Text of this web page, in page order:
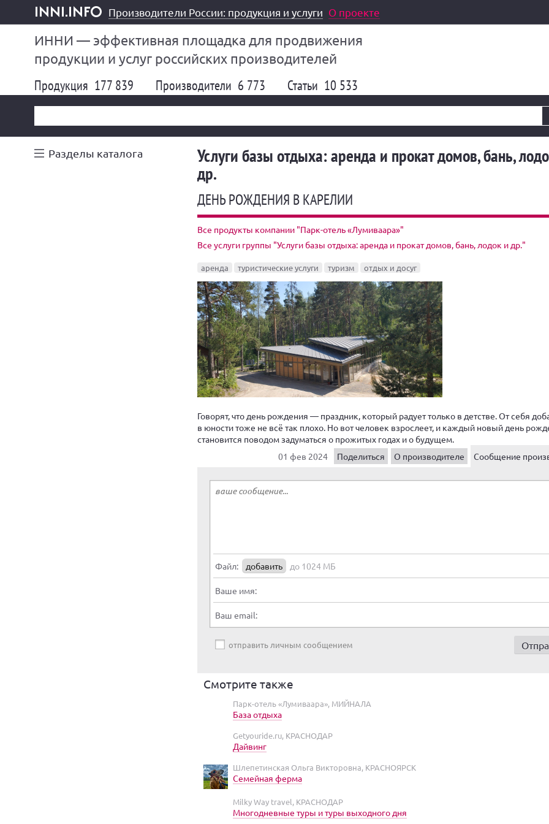
inni.info
Производители России: продукция и услуги О проекте
ИННИ — эффективная площадка для продвижения
продукции и услуг российских производителей
Продукция 177 839 Производители 6 773 Статьи 10 533
Разделы каталога Услуги базы отдыха: аренда и прокат домов, бань,
др.
ДЕНЬ РОЖДЕНИЯ В КАРЕЛИИ
Все продукты компании "Парк-отель «Лумиваара»"
Все услуги группы "Услуги базы отдыха: аренда и прокат домов, бань, лодок и др."
аренда туристические услуги туризм отдых и досуг
Говорят, что день рождения — праздник, который радует только в детстве. От себя
в юности тоже не всё так плохо. Но вот человек взрослеет, и каждый новый день
становится поводом задуматься о прожитых годах и о будущем.
01 фев 2024
Поделиться О производителе Сообщение
Файл: добавить до 1024 МБ
Ваше имя:
Ваш email:
отправить личным сообщением
Смотрите также
Парк-отель «Лумиваара», МИЙНАЛА
База отдыха
Getyouride.ru, КРАСНОДАР
Дайвинг
Шлепетинская Ольга Викторовна, КРАСНОЯРСК
Семейная ферма
Milky Way travel, КРАСНОДАР
Многодневные туры и туры выходного дня